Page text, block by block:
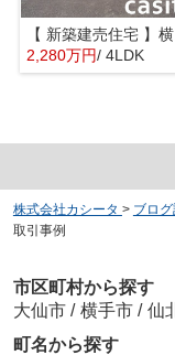
【 新築建売住
2,280万円/ 4LDK
株式会社カシータ > ブロ
取引事例
市区町村から探す
大仙市 / 横手市 / 仙
町名から探す